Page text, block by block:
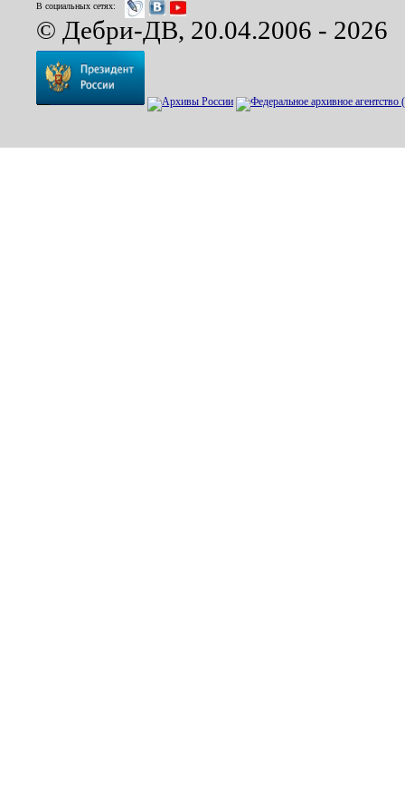
В социальных сетях:
© Дебри-ДВ, 20.04.2006 - 2026